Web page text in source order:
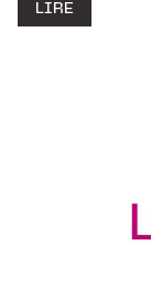
LIRE